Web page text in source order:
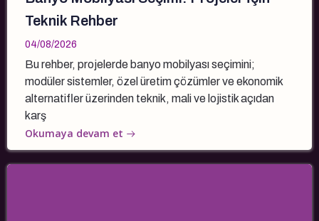
Teknik Rehber
04/08/2026
Bu rehber, projelerde banyo mobilyası seçimini;
modüler sistemler, özel üretim çözümler ve ekonomik
alternatifler üzerinden teknik, mali ve lojistik açıdan
karş
Okumaya devam et